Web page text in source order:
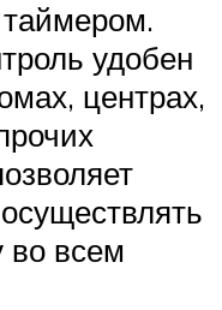
таймером.
удобен
центрах,
во всем